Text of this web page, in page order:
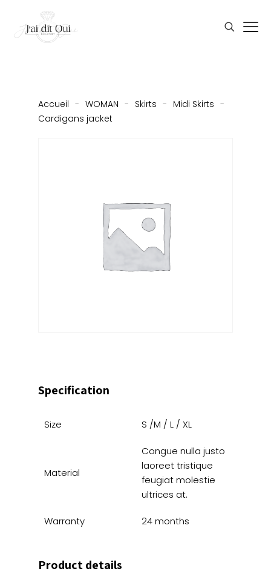
Accueil - WOMAN - Skirts - Midi Skirts -
Cardigans jacket
Specification
Size S /M / L / XL
Material
Congue nulla justo
laoreet tristique
feugiat molestie
ultrices at.
Warranty 24 months
Product details